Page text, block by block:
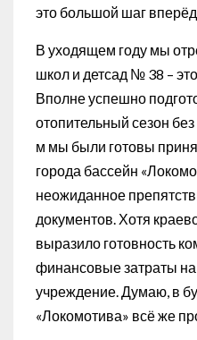
это большой шаг
В уходящем году мы
школ и детсад № 38 –
Вполне успешно
отопительный сезон
м мы были готовы
города бассейн
неожиданное
документов. Хотя
выразило готовность
финансовые затраты
учреждение. Думаю, в
«Локомотива» всё же